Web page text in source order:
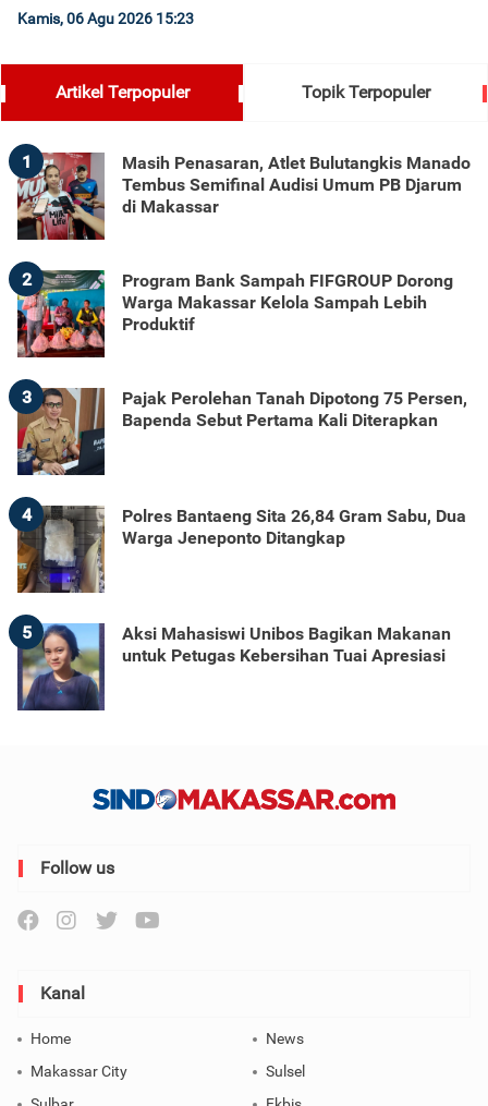
Kamis, 06 Agu 2026 15:23
Artikel Terpopuler Topik Terpopuler
1
Masih Penasaran, Atlet Bulutangkis Manado
Tembus Semifinal Audisi Umum PB Djarum
di Makassar
2
Program Bank Sampah FIFGROUP Dorong
Warga Makassar Kelola Sampah Lebih
Produktif
3
Pajak Perolehan Tanah Dipotong 75 Persen,
Bapenda Sebut Pertama Kali Diterapkan
4
Polres Bantaeng Sita 26,84 Gram Sabu, Dua
Warga Jeneponto Ditangkap
5
Aksi Mahasiswi Unibos Bagikan Makanan
untuk Petugas Kebersihan Tuai Apresiasi
Follow us
Kanal
Home
News
Makassar City
Sulsel